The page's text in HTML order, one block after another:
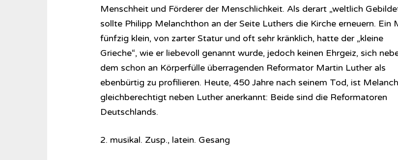
Menschheit und Förderer der Menschlichkeit. Als derart „weltlich
sollte Philipp Melanchthon an der Seite Luthers die Kirche erneuern. Ein
fünfzig klein, von zarter Statur und oft sehr kränklich, hatte der „kleine
Grieche“, wie er liebevoll genannt wurde, jedoch keinen Ehrgeiz, sich
dem schon an Körperfülle überragenden Reformator Martin Luther als
ebenbürtig zu profilieren. Heute, 450 Jahre nach seinem Tod, ist
gleichberechtigt neben Luther anerkannt: Beide sind die Reformatoren
Deutschlands.
2. musikal. Zusp., latein. Gesang